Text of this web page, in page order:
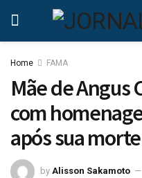
Home FAMA
Mãe de Angus
com
após sua morte
by Alisson Sakamoto